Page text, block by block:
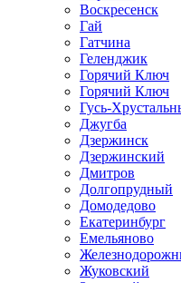
Воскресенск
Гай
Гатчина
Геленджик
Горячий Ключ
Горячий Ключ
Гусь-
Джугба
Дзержинск
Дзержинский
Дмитров
Долгопрудный
Домодедово
Екатеринбург
Емельяново
Жуковский